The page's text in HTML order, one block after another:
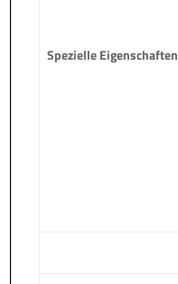
Spezielle Eigenschaften